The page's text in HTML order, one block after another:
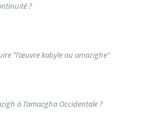
?
"l’œuvre kabyle ou amazighe"
à Tamazgha Occidentale ?